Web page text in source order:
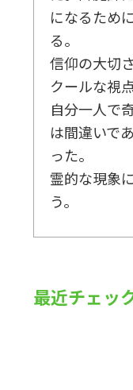
になるため
る。
信仰の大切
クールな視
自分一人で
は間違いで
った。
霊的な現象
う。
最近チェッ